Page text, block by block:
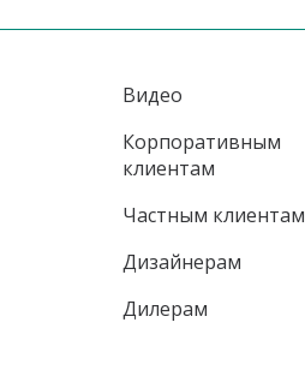
Видео
Корпоративным
клиентам
Частным клиентам
Дизайнерам
Дилерам